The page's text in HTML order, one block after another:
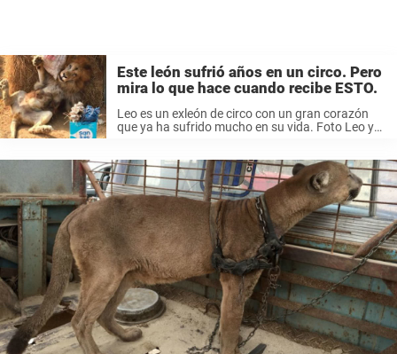
Este león sufrió años en un circo. Pero
mira lo que hace cuando recibe ESTO.
Leo es un exleón de circo con un gran corazón
que ya ha sufrido mucho en su vida. Foto Leo y
especiales por ...